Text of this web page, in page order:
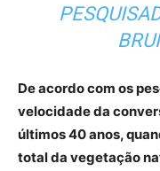
De acordo com os
velocidade da
últimos 40 anos,
total da vegetação